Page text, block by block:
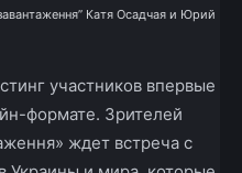
Катя Осадчая и Юрий
участников впервые
формате. Зрителей
ждет встреча с